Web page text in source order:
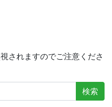
されますのでご注意くださ